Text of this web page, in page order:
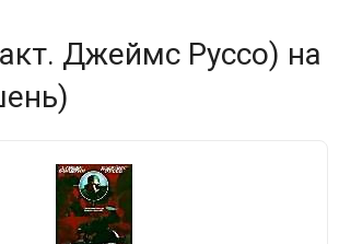
Джеймс Руссо) на